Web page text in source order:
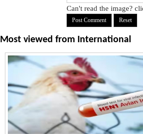
Can't read the image?
Most viewed from International